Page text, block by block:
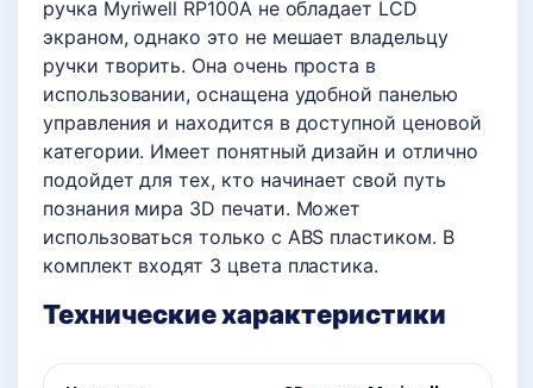
ручка Myriwell RP100A не обладает LCD
экраном, однако это не мешает владельцу
ручки творить. Она очень проста в
использовании, оснащена удобной панелью
управления и находится в доступной ценовой
категории. Имеет понятный дизайн и отлично
подойдет для тех, кто начинает свой путь
познания мира 3D печати. Может
использоваться только с ABS пластиком. В
комплект входят 3 цвета пластика.
Технические характеристики